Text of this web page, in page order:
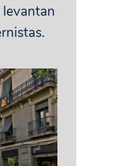
levantan